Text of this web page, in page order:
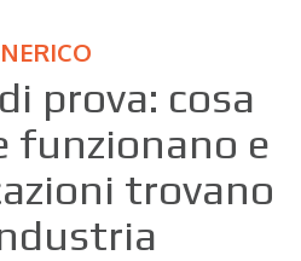
prova: cosa
funzionano e
trovano